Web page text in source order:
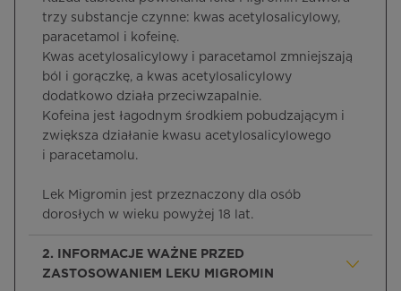
trzy substancje czynne: kwas acetylosalicylowy,
paracetamol i kofeinę.
Kwas acetylosalicylowy i paracetamol zmniejszają
ból i gorączkę, a kwas acetylosalicylowy
dodatkowo działa przeciwzapalnie.
Kofeina jest łagodnym środkiem pobudzającym i
zwiększa działanie kwasu acetylosalicylowego
i paracetamolu.
Lek Migromin jest przeznaczony dla osób
dorosłych w wieku powyżej 18 lat.
2. INFORMACJE WAŻNE PRZED
ZASTOSOWANIEM LEKU MIGROMIN